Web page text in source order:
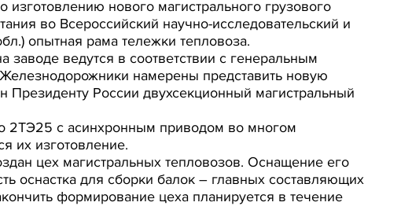
нового магистрального грузового
во Всероссийский научно-исследовательский и
опытная рама тележки тепловоза.
заводе ведутся в соответствии с генеральным
намерены представить новую
России двухсекционный магистральный
2ТЭ25 с асинхронным приводом во многом
их изготовление.
цех магистральных тепловозов. Оснащение его
оснастка для сборки балок – главных составляющих
формирование цеха планируется в течение